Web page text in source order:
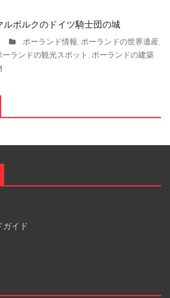
ルボルクのドイツ騎士団の城
ポーランド情報, ポーランドの世界遺産,
ーランドの観光スポット , ポーランドの建築
ガイド